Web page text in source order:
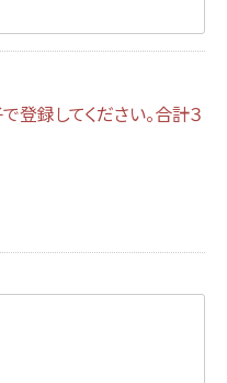
登録してください。合計３